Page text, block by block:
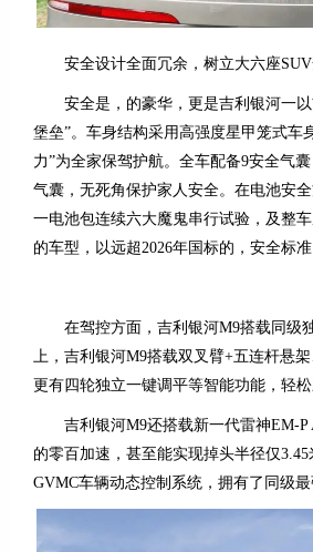
安全设计全面冗余，树立大六座SUV
安全是，的豪华，更是吉利银河一以
堡垒”。车身结构采用高强度星甲笼式车
力”为全家保驾护航。全车配备9安全气
气囊，无死角保护家人安全。在电池安
一电池包连续六大魔鬼串行试验，及整
的车型，以远超2026年国标的，安全标
在驾控方面，吉利银河M9搭载同级
上，吉利银河M9搭载双叉臂+五连杆悬
更有四轮独立一键调平等智能功能，轻松
吉利银河M9还搭载新一代雷神EM-P
的零百加速，甚至能实现掉头半径仅
GVMC车辆动态控制系统，拥有了同级